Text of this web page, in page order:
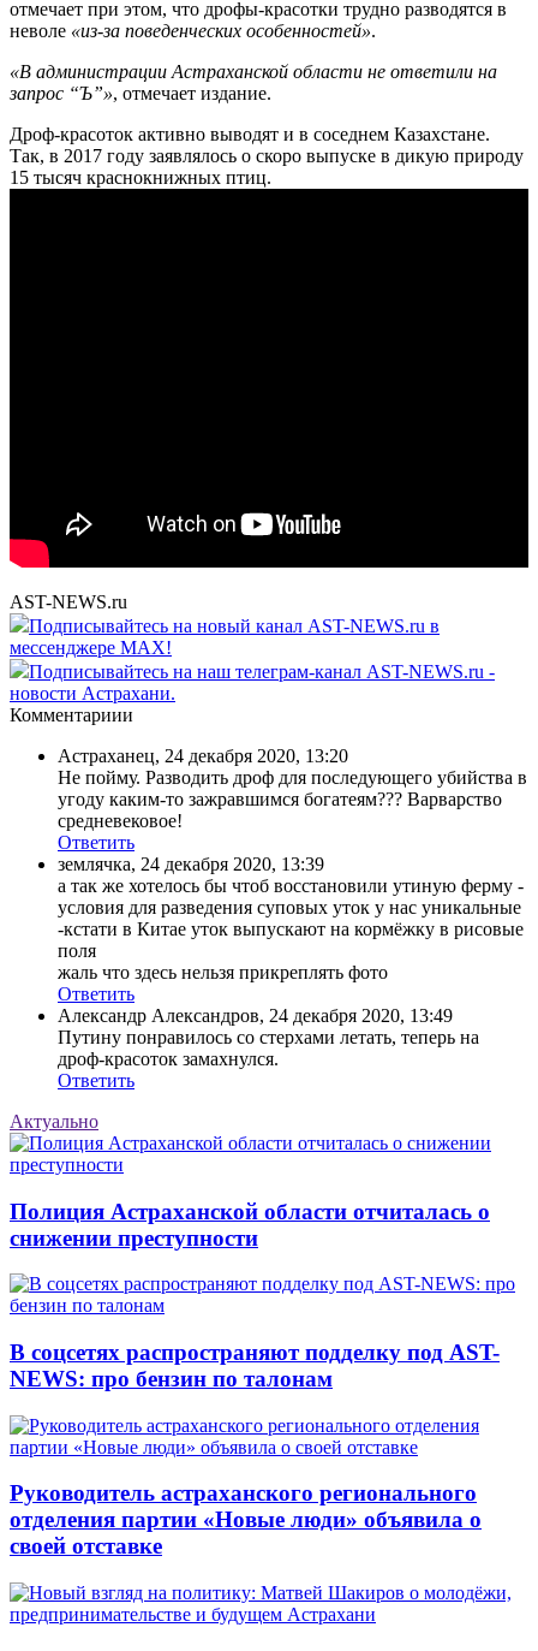
отмечает при этом, что дрофы-красотки трудно разводятся в
неволе «из-за поведенческих особенностей».
«В администрации Астраханской области не ответили на
запрос “Ъ”», отмечает издание.
Дроф-красоток активно выводят и в соседнем Казахстане.
Так, в 2017 году заявлялось о скоро выпуске в дикую природу
15 тысяч краснокнижных птиц.
AST-NEWS.ru
Подписывайтесь на новый канал AST-NEWS.ru в
мессенджере MAX!
Подписывайтесь на наш телеграм-канал AST-NEWS.ru -
новости Астрахани.
Комментариии
Астраханец, 24 декабря 2020, 13:20
Не пойму. Разводить дроф для последующего убийства в
угоду каким-то зажравшимся богатеям??? Варварство
средневековое!
Ответить
землячка, 24 декабря 2020, 13:39
а так же хотелось бы чтоб восстановили утиную ферму -
условия для разведения суповых уток у нас уникальные
-кстати в Китае уток выпускают на кормёжку в рисовые
поля
жаль что здесь нельзя прикреплять фото
Ответить
Александр Александров, 24 декабря 2020, 13:49
Путину понравилось со стерхами летать, теперь на
дроф-красоток замахнулся.
Ответить
Актуально
Полиция Астраханской области отчиталась о
снижении преступности
В соцсетях распространяют подделку под AST-
NEWS: про бензин по талонам
Руководитель астраханского регионального
отделения партии «Новые люди» объявила о
своей отставке